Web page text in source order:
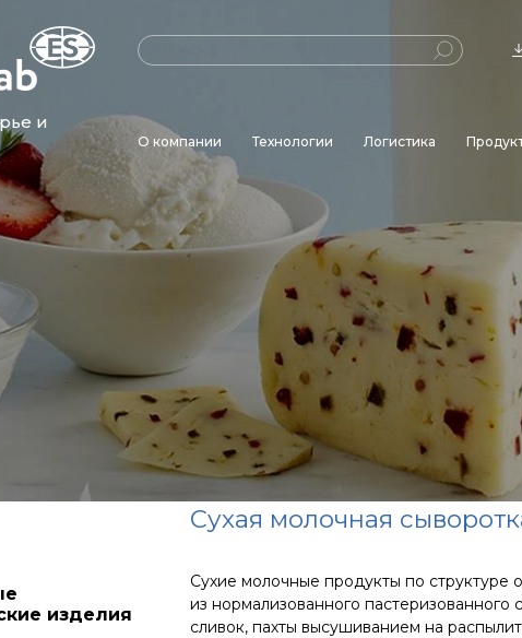
и
О компании Технологии Логистика
изделия
Сухая молочная
Сухие молочные продукты по
из нормализованного
сливок, пахты высушиванием на